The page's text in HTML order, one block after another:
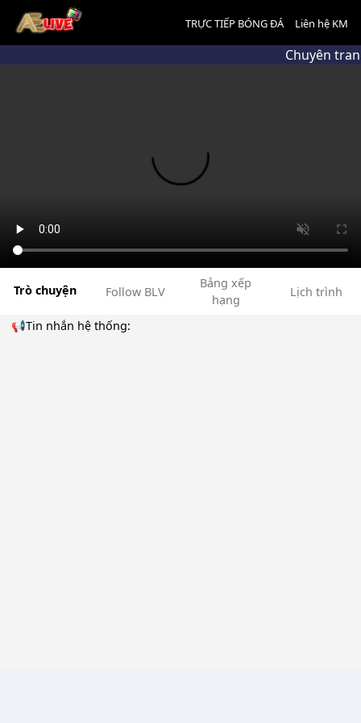
TRỰC TIẾP BÓNG ĐÁ Liên hệ KM
Chuyên
Trò chuyện Follow BLV
Bảng xếp
hạng
Lịch trình
📢Tin nhắn hệ thống: